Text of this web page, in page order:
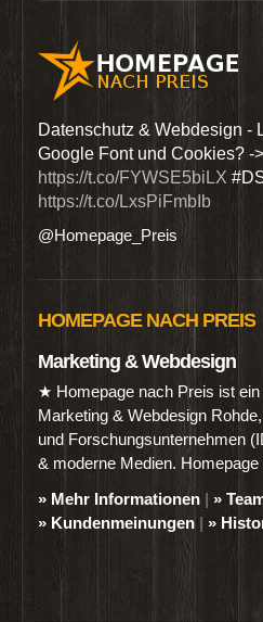
Datenschutz & Webdesign -
Google Font und Cookies? ->
https://t.co/FYWSE5biLX
https://t.co/LxsPiFmbIb
@Homepage_Preis
HOMEPAGE NACH PREIS
Marketing & Webdesign
★ Homepage nach Preis ist
Marketing & Webdesign
und Forschungsunternehmen
& moderne Medien.
» Mehr Informationen | »
» Kundenmeinungen | »